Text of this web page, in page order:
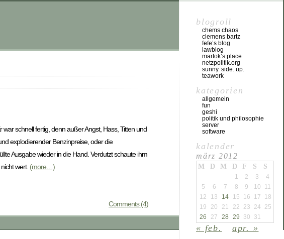
schnell fertig, denn außer Angst, Hass, Titten und
explodierender Benzinpreise, oder die
Ausgabe wieder in die Hand. Verdutzt schaute ihm
wert. (more…)
Comments (4)
blogroll
chems chaos
clemens bartz
fefe’s blog
lawblog
martok’s place
netzpolitik.org
sunny. side. up.
teawork
kategorien
allgemein
fun
geshi
politik und philosophie
server
software
kalender
märz 2012
M D M D F S S
1 2 3
4
5
6 7 8 9 10
11
12
13 14 15 16 17
18
19
20 21 22 23 24
25
26
27 28 29 30 31
« feb.
apr. »